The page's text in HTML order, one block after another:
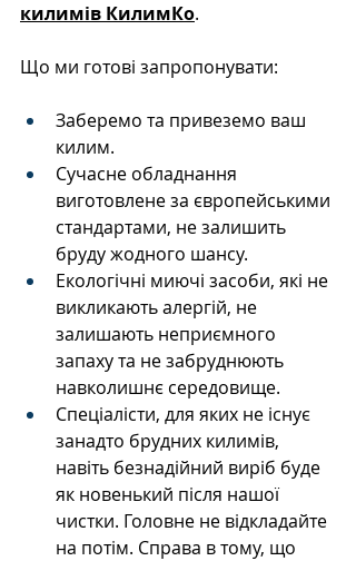
килимів КилимКо.
Що ми готові запропонувати:
Заберемо та привеземо ваш
килим.
Сучасне обладнання
виготовлене за європейськими
стандартами, не залишить
бруду жодного шансу.
Екологічні миючі засоби, які не
викликають алергій, не
залишають неприємного
запаху та не забруднюють
навколишнє середовище.
Спеціалісти, для яких не існує
занадто брудних килимів,
навіть безнадійний виріб буде
як новенький після нашої
чистки. Головне не відкладайте
на потім. Справа в тому, що